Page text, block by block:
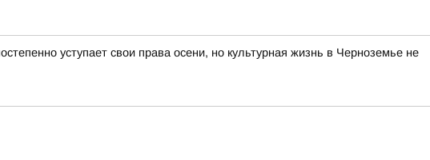
уступает свои права осени, но культурная жизнь в Черноземье не